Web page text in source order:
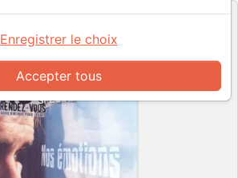
Accepter tous
Enregistrer le choix